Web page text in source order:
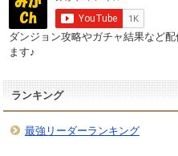
ダンジョン攻略やガチャ結果など
ます♪
ランキング
最強リーダーランキング